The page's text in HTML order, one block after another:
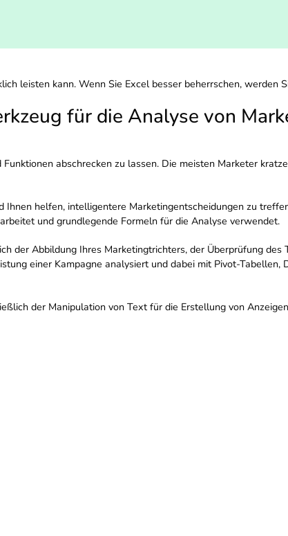
leisten kann. Wenn Sie Excel besser beherrschen, werden
für die Analyse von
abschrecken zu lassen. Die meisten Marketer
helfen, intelligentere Marketingentscheidungen zu
und grundlegende Formeln für die Analyse verwendet.
der Abbildung Ihres Marketingtrichters, der Überprüfung des
einer Kampagne analysiert und dabei mit Pivot-Tabellen,
der Manipulation von Text für die Erstellung von